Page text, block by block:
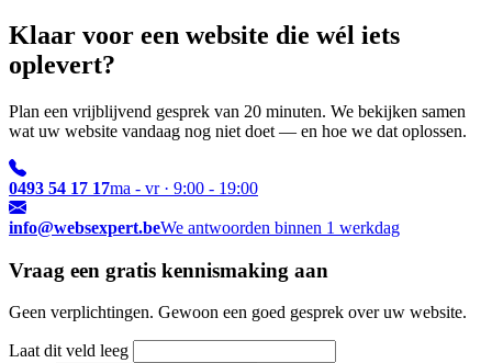
Klaar voor een website die wél iets
oplevert?
Plan een vrijblijvend gesprek van 20 minuten. We bekijken samen
wat uw website vandaag nog niet doet — en hoe we dat oplossen.
0493 54 17 17ma - vr · 9:00 - 19:00
info@websexpert.beWe antwoorden binnen 1 werkdag
Vraag een gratis kennismaking aan
Geen verplichtingen. Gewoon een goed gesprek over uw website.
Laat dit veld leeg